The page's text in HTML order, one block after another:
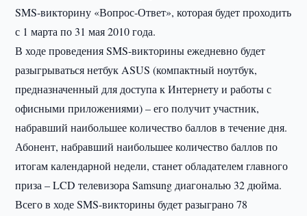
SMS-викторину «Вопрос-Ответ», которая будет проходить
с 1 марта по 31 мая 2010 года.
В ходе проведения SMS-викторины ежедневно будет
разыгрываться нетбук ASUS (компактный ноутбук,
предназначенный для доступа к Интернету и работы с
офисными приложениями) – его получит участник,
набравший наибольшее количество баллов в течение дня.
Абонент, набравший наибольшее количество баллов по
итогам календарной недели, станет обладателем главного
приза – LCD телевизора Samsung диагональю 32 дюйма.
Всего в ходе SMS-викторины будет разыграно 78